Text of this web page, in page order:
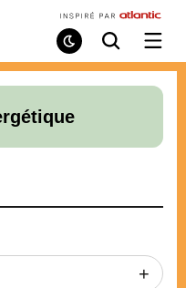
Mode
de
Recherche
/
le